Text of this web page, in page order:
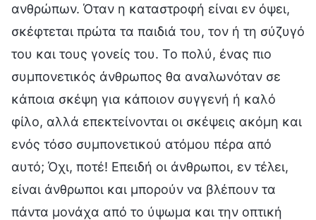
ανθρώπων. Όταν η καταστροφή είναι εν όψει,
σκέφτεται πρώτα τα παιδιά του, τον ή τη σύζυγό
του και τους γονείς του. Το πολύ, ένας πιο
συμπονετικός άνθρωπος θα αναλωνόταν σε
κάποια σκέψη για κάποιον συγγενή ή καλό
φίλο, αλλά επεκτείνονται οι σκέψεις ακόμη και
ενός τόσο συμπονετικού ατόμου πέρα από
αυτό; Όχι, ποτέ! Επειδή οι άνθρωποι, εν τέλει,
είναι άνθρωποι και μπορούν να βλέπουν τα
πάντα μονάχα από το ύψωμα και την οπτική